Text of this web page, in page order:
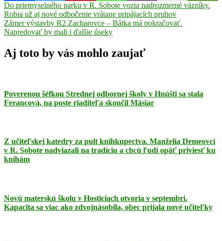
Navigácia
v
článku
Previous
Post:
Do priemyselného parku v R. Sobote vozia nadrozmerné väzníky.
Robia už aj nové odbočenie vrátane pripájacích pruhov
Next
Post:
Zámer výstavby R2 Zacharovce – Bátka má pokračovať.
Napredovať by mali i ďalšie úseky
Aj toto by vás mohlo zaujať
Poverenou šéfkou Strednej odbornej školy v Hnúšti sa stala
Ferancová, na poste riaditeľa skončil Mäsiar
Z učiteľskej katedry za pult kníhkupectva. Manželia Demeovci
v R. Sobote nadviazali na tradíciu a chcú ľudí opäť priviesť ku
knihám
Novú materskú školu v Hosticiach otvoria v septembri.
Kapacita sa viac ako zdvojnásobila, obec prijala nové učiteľky